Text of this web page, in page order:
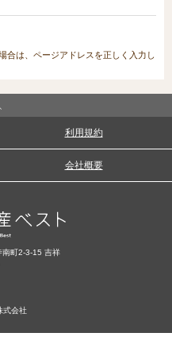
合は、ページアドレスを正しく入力し
利用規約
会社概要
南町2-3-15 吉祥
式会社